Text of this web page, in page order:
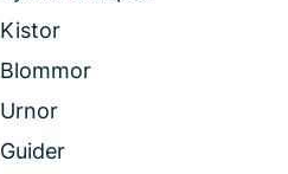
Kistor
Blommor
Urnor
Guider